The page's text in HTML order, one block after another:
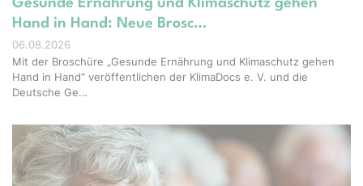
Hand in Hand: Neue Brosc…
06.08.2026
Mit der Broschüre „Gesunde Ernährung und Klimaschutz gehen
Hand in Hand“ veröffentlichen der KlimaDocs e. V. und die
Deutsche Ge…